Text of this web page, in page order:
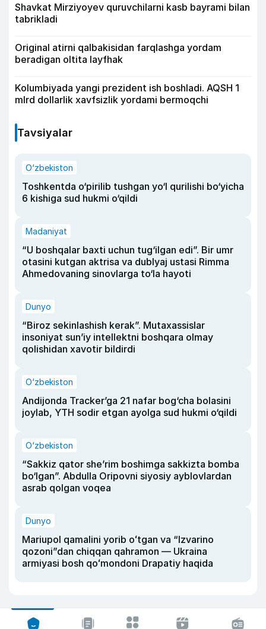
Shavkat Mirziyoyev quruvchilarni kasb bayrami bilan
tabrikladi
Original atirni qalbakisidan farqlashga yordam
beradigan oltita layfhak
Kolumbiyada yangi prezident ish boshladi. AQSH 1
mlrd dollarlik xavfsizlik yordami bermoqchi
Tavsiyalar
O‘zbekiston
Toshkentda o‘pirilib tushgan yo‘l qurilishi bo‘yicha
6 kishiga sud hukmi o‘qildi
Madaniyat
“U boshqalar baxti uchun tug‘ilgan edi”. Bir umr
otasini kutgan aktrisa va dublyaj ustasi Rimma
Ahmedovaning sinovlarga to‘la hayoti
Dunyo
“Biroz sekinlashish kerak”. Mutaxassislar
insoniyat sun’iy intellektni boshqara olmay
qolishidan xavotir bildirdi
O‘zbekiston
Andijonda Tracker’ga 21 nafar bog‘cha bolasini
joylab, YTH sodir etgan ayolga sud hukmi o‘qildi
O‘zbekiston
“Sakkiz qator she’rim boshimga sakkizta bomba
bo‘lgan”. Abdulla Oripovni siyosiy ayblovlardan
asrab qolgan voqea
Dunyo
Mariupol qamalini yorib oʻtgan va “Izvarino
qozoni”dan chiqqan qahramon — Ukraina
armiyasi bosh qoʻmondoni Drapatiy haqida